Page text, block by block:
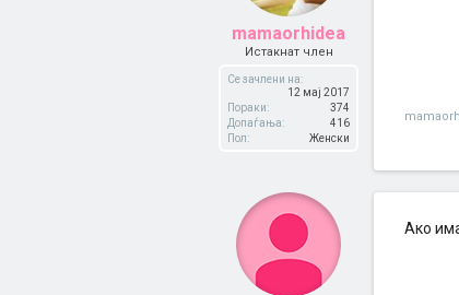
mamaorhidea
Истакнат член
Се зачлени на:
12 мај 2017
Пораки:
374
Допаѓања:
416
Пол:
Женски
Ако